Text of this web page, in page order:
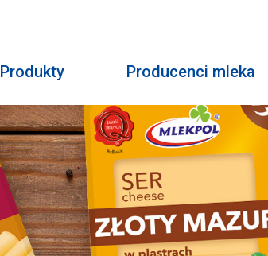
Produkty Producenci mleka